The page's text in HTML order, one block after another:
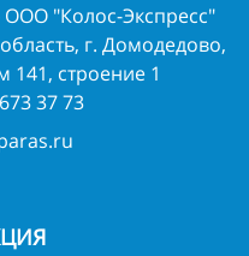
"Колос-Экспресс"
г. Домодедово,
141, строение 1
37 73